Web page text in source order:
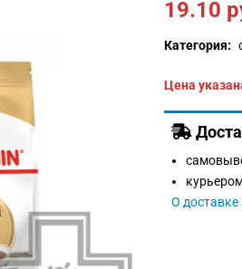
19.10
Категория:
Цена
О